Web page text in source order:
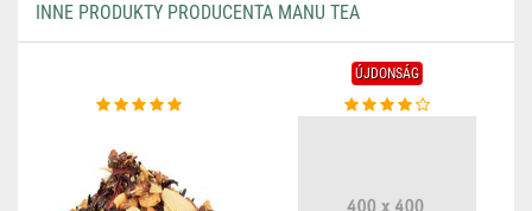
INNE PRODUKTY PRODUCENTA MANU TEA
ÚJDONSÁG